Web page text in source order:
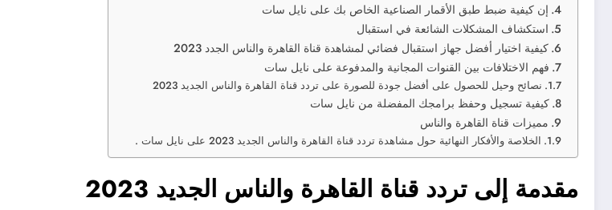
إن كيفية ضبط طبق الأقمار الصناعية الخاص بك على نايل سات
استكشاف المشكلات الشائعة في استقبال
كيفية اختيار أفضل جهاز استقبال فضائي لمشاهدة قناة القاهرة والناس الجدد 2023
فهم الاختلافات بين القنوات المجانية والمدفوعة على نايل سات
نصائح وحيل للحصول على أفضل جودة للصورة على تردد قناة القاهرة والناس الجديد 2023
كيفية تسجيل وحفظ برامجك المفضلة من نايل سات
مميزات قناة القاهرة والناس
الخلاصة والأفكار النهائية حول مشاهدة تردد قناة القاهرة والناس الجديد 2023 على نايل سات .
مقدمة إلى تردد قناة القاهرة والناس الجديد 2023